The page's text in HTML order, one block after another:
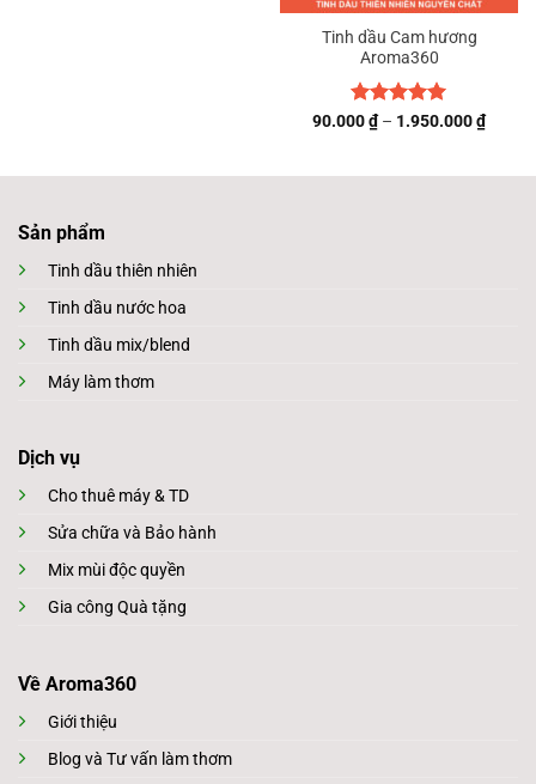
Tinh dầu Cam hương
Aroma360
Được xếp
90.000₫ – 1.950.000₫
giá:
đến
Sản phẩm
Tinh dầu thiên nhiên
Tinh dầu nước hoa
Tinh dầu mix/blend
Máy làm thơm
Dịch vụ
Cho thuê máy & TD
Sửa chữa và Bảo hành
Mix mùi độc quyền
Gia công Quà tặng
Về Aroma360
Giới thiệu
Blog và Tư vấn làm thơm